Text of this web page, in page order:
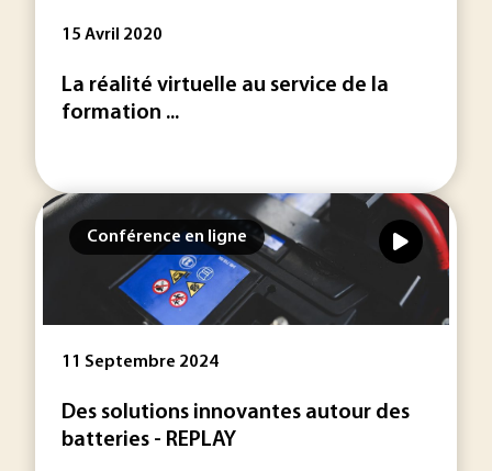
15 Avril 2020
La réalité virtuelle au service de la
formation ...
Conférence en ligne
11 Septembre 2024
Des solutions innovantes autour des
batteries - REPLAY